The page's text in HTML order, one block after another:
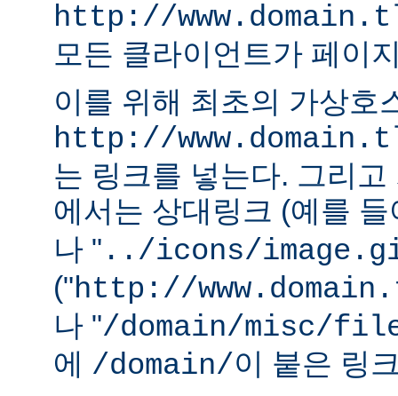
http://
모든 클라이언트가 페이
이를 위해 최초의 가상호
http://
는 링크를 넣는다. 그리
에서는 상대링크 (예를 들
나 " ../icons/
("http://
나 "/domain/misc/
에 /domain/이 붙은 링